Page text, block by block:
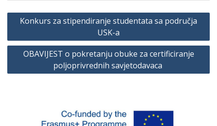
Navigacija
Konkurs za stipendiranje studentata sa područja
USK-a
OBAVIJEST o pokretanju obuke za certificiranje
poljoprivrednih savjetodavaca